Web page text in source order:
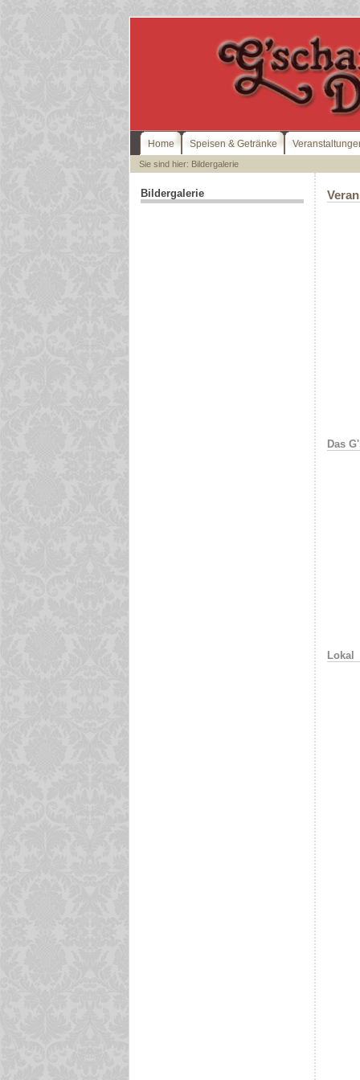
Home Speisen & Getränke
Sie sind hier: Bildergalerie
Bildergalerie
Das
Lokal